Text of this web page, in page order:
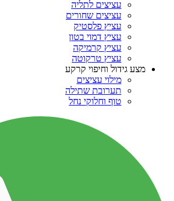
עציצים לתליה
עציצים שחורים
עציץ פלסטיק
עציץ דמוי בטון
עציץ קרמיקה
עציץ טרקוטה
מצע גידול וחיפוי קרקע
מילוי עציצים
תערובת שתילה
טוף וחלוקי נחל